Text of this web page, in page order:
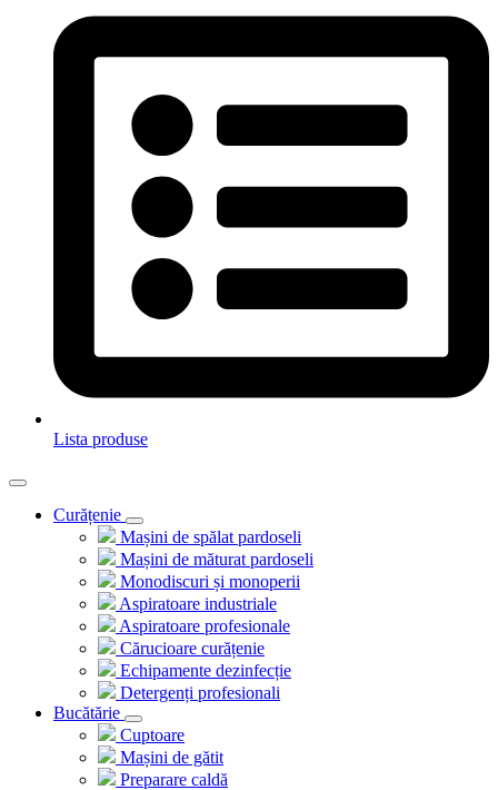
Lista produse
Curățenie
Mașini de spălat pardoseli
Mașini de măturat pardoseli
Monodiscuri și monoperii
Aspiratoare industriale
Aspiratoare profesionale
Cărucioare curățenie
Echipamente dezinfecție
Detergenți profesionali
Bucătărie
Cuptoare
Mașini de gătit
Preparare caldă